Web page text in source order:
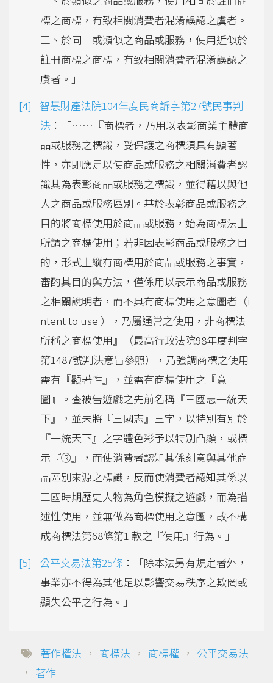
標之商標，有致相關消費者混淆誤認之虞者。
三、於同一或類似之商品或服務，使用近似於
註冊商標之商標，有致相關消費者混淆誤認之
虞者。」
智慧財產法院104年度民商訴字第27號民事判
決 ：「……『商標者，乃用以表彰商業主體商
品或服務之標識，受保護之商標須具有顯著
性，亦即應足以使商品或服務之相關消費者認
識其為表彰商品或服務之標識，並得藉以與他
人之商品或服務區別。基於表彰商品或服務之
目的將商標使用於商品或服務，始為商標法上
所謂之商標使用；若非因表彰商品或服務之目
的，形式上縱有商標用於商品或服務之事實，
審酌其目的與方法，僅係用以表示商品或服務
之相關說明者，而不具有商標使用之意圖者（i
ntent to use ），乃屬通常之使用，非商標法
所稱之商標使用』（最高行政法院98年度判字
第1487號判決意旨參照），乃強調商標之使用
需有『顯著性』，並需有商標使用之『意
圖』。查被告遊戲之先前名稱『三國志一統天
下』，並未將『三國志』三字，以特別有別於
『一統天下』之字體色彩予以特別凸顯，或標
示『Ⓡ』，而使消費者認知其係刻意與其他商
品區別來源之標識，反而使消費者認知其係以
三國時期歷史人物為角色模擬之遊戲，而為描
述性使用，並無做為商標使用之意圖，故不構
成商標法第68條第1 款之『使用』行為。」
公平交易法第25條 ：「除本法另有規定者外，
事業亦不得為其他足以影響交易秩序之欺罔或
顯失公平之行為。」
著作權法 ， 商標法 ， 商標權 ， 公平交易法
， 著作